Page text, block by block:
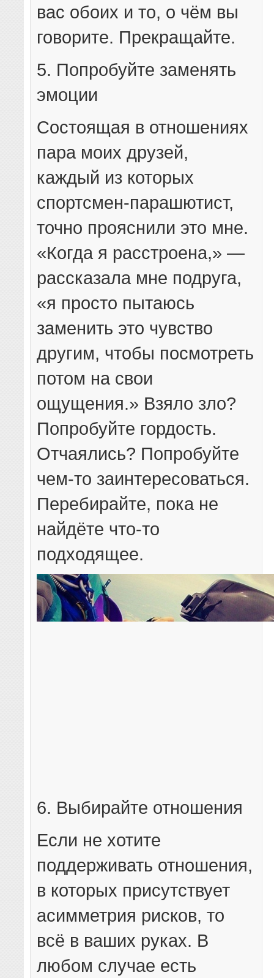
вас обоих и то, о чём вы
говорите. Прекращайте.
5. Попробуйте заменять
эмоции
Состоящая в отношениях
пара моих друзей,
каждый из которых
спортсмен-парашютист,
точно прояснили это мне.
«Когда я расстроена,» —
рассказала мне подруга,
«я просто пытаюсь
заменить это чувство
другим, чтобы посмотреть
потом на свои
ощущения.» Взяло зло?
Попробуйте гордость.
Отчаялись? Попробуйте
чем-то заинтересоваться.
Перебирайте, пока не
найдёте что-то
подходящее.
6. Выбирайте отношения
Если не хотите
поддерживать отношения,
в которых присутствует
асимметрия рисков, то
всё в ваших руках. В
любом случае есть